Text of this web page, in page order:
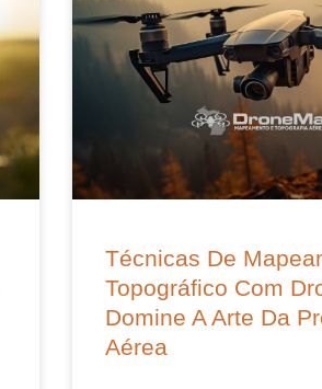
Técnicas De
Topográfico Com
Domine A Arte Da
Aérea